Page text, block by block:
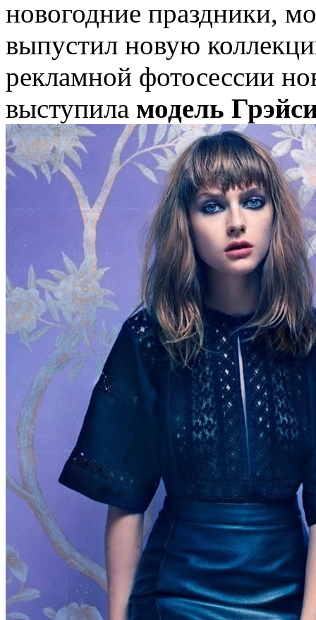
новогодние праздники,
выпустил новую
рекламной фотосессии
выступила модель